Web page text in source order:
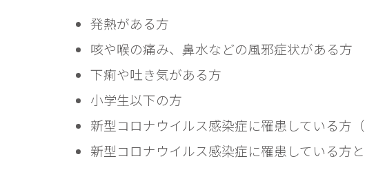
発熱がある方
咳や喉の痛み、鼻水などの風邪症状がある方
下痢や吐き気がある方
小学生以下の方
新型コロナウイルス感染症に罹患している方
新型コロナウイルス感染症に罹患している方